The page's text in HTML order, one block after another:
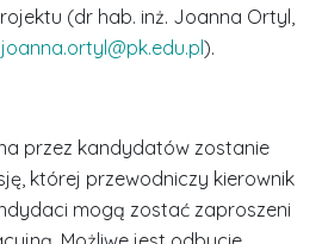
(dr hab. inż. Joanna Ortyl,
joanna.ortyl@pk.edu.pl).
przez kandydatów zostanie
której przewodniczy kierownik
mogą zostać zaproszeni